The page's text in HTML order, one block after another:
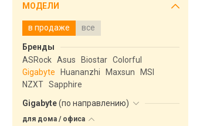
МОДЕЛИ
в продаже все
Бренды
ASRock Asus Biostar Colorful
Gigabyte
Huananzhi Maxsun
MSI
NZXT Sapphire
Gigabyte(по направлению)
для дома / офиса